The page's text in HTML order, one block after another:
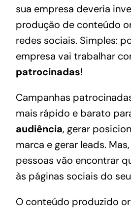
sua empresa deveria
produção de conteúdo
redes sociais. Simples:
empresa vai trabalhar
patrocinadas!
Campanhas
mais rápido e barato
audiência, gerar
marca e gerar leads.
pessoas vão encontrar
às páginas sociais do
O conteúdo produzido